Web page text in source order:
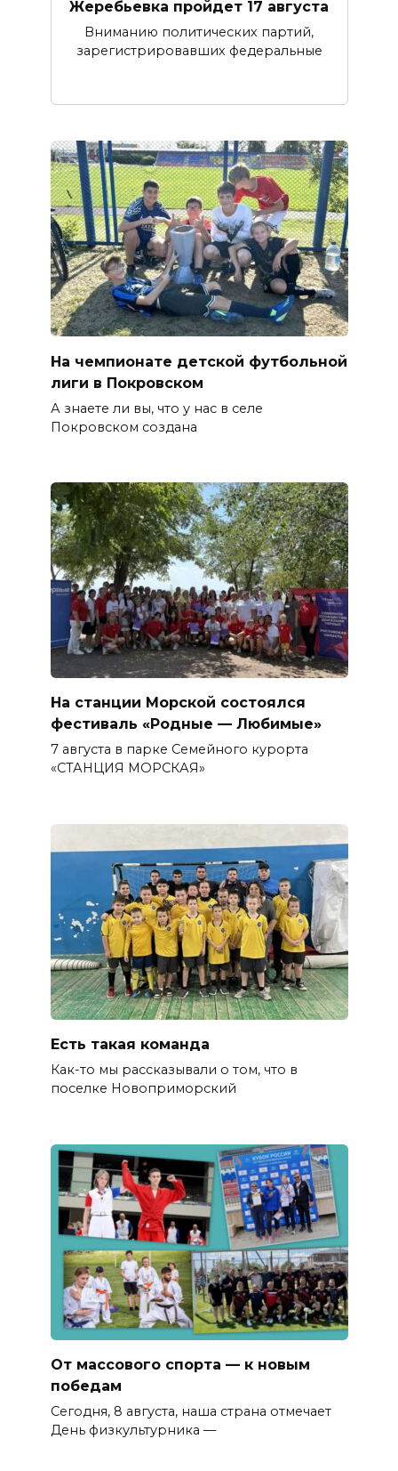
Жеребьевка пройдет 17 августа
Вниманию политических партий,
зарегистрировавших федеральные
На чемпионате детской футбольной
лиги в Покровском
А знаете ли вы, что у нас в селе
Покровском создана
На станции Морской состоялся
фестиваль «Родные — Любимые»
7 августа в парке Семейного курорта
«СТАНЦИЯ МОРСКАЯ»
Есть такая команда
Как-то мы рассказывали о том, что в
поселке Новоприморский
От массового спорта — к новым
победам
Сегодня, 8 августа, наша страна отмечает
День физкультурника —